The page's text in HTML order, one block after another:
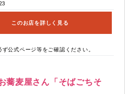
このお店を詳しく見る
公式ページ等をご確認ください。
蕎麦屋さん「そばごちそ